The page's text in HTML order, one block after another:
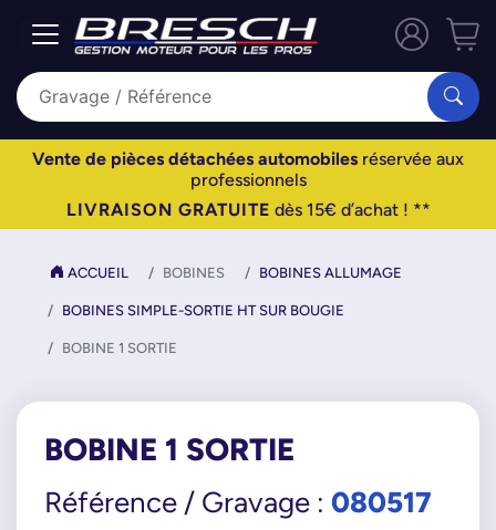
Vente de pièces détachées automobiles réservée aux
professionnels
LIVRAISON GRATUITE dès 15€ d’achat ! **
ACCUEIL BOBINES BOBINES ALLUMAGE
BOBINES SIMPLE-SORTIE HT SUR BOUGIE
BOBINE 1 SORTIE
BOBINE 1 SORTIE
Référence / Gravage : 080517